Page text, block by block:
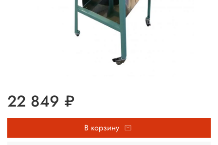
22 849 ₽
В корзину